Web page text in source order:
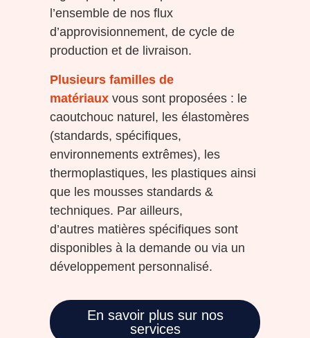
l’ensemble de nos flux
d’approvisionnement, de cycle de
production et de livraison.
Plusieurs familles de
matériaux vous sont proposées : le
caoutchouc naturel, les élastomères
(standards, spécifiques,
environnements extrêmes), les
thermoplastiques, les plastiques ainsi
que les mousses standards &
techniques. Par ailleurs,
d’autres matières spécifiques sont
disponibles à la demande ou via un
développement personnalisé.
En savoir plus sur nos
services